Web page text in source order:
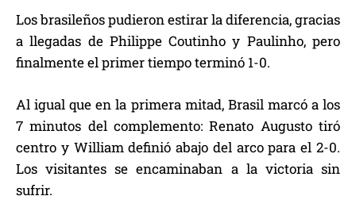
Los brasileños pudieron estirar la diferencia, gracias
a llegadas de Philippe Coutinho y Paulinho, pero
finalmente el primer tiempo terminó 1-0.
Al igual que en la primera mitad, Brasil marcó a los
7 minutos del complemento: Renato Augusto tiró
centro y William definió abajo del arco para el 2-0.
Los visitantes se encaminaban a la victoria sin
sufrir.